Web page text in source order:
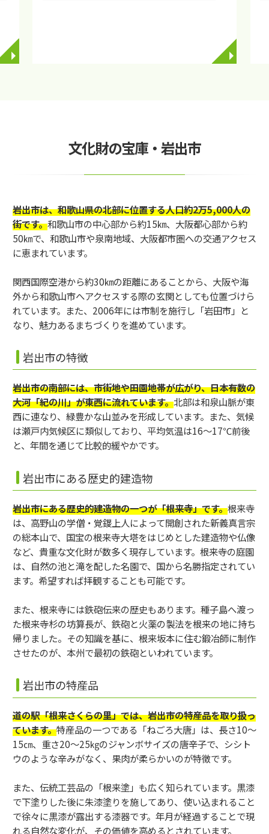
◥ ◥
文化財の宝庫・岩出市
岩出市は、和歌山県の北部に位置する人口約2万5,000人の
街です。和歌山市の中心部から約15㎞、大阪都心部から約
50㎞で、和歌山市や泉南地域、大阪都市圏への交通アクセス
に恵まれています。
関西国際空港から約30㎞の距離にあることから、大阪や海
外から和歌山市へアクセスする際の玄関としても位置づけら
れています。また、2006年には市制を施行し「岩田市」と
なり、魅力あるまちづくりを進めています。
岩出市の特徴
岩出市の南部には、市街地や田園地帯が広がり、日本有数の
大河「紀の川」が東西に流れています。北部は和泉山脈が東
西に連なり、緑豊かな山並みを形成しています。また、気候
は瀬戸内気候区に類似しており、平均気温は16～17℃前後
と、年間を通じて比較的緩やかです。
岩出市にある歴史的建造物
岩出市にある歴史的建造物の一つが「根来寺」です。根来寺
は、高野山の学僧・覚鑁上人によって開創された新義真言宗
の総本山で、国宝の根来寺大塔をはじめとした建造物や仏像
など、貴重な文化財が数多く現存しています。根来寺の庭園
は、自然の池と滝を配した名園で、国から名勝指定されてい
ます。希望すれば拝観することも可能です。
また、根来寺には鉄砲伝来の歴史もあります。種子島へ渡っ
た根来寺杉の坊算長が、鉄砲と火薬の製法を根来の地に持ち
帰りました。その知識を基に、根来坂本に住む鍛冶師に制作
させたのが、本州で最初の鉄砲といわれています。
岩出市の特産品
道の駅「根来さくらの里」では、岩出市の特産品を取り扱っ
ています。特産品の一つである「ねごろ大唐」は、長さ10～
15㎝、重さ20～25㎏のジャンボサイズの唐辛子で、シシト
ウのような辛みがなく、果肉が柔らかいのが特徴です。
また、伝統工芸品の「根来塗」も広く知られています。黒漆
で下塗りした後に朱漆塗りを施してあり、使い込まれること
で徐々に黒漆が露出する漆器です。年月が経過することで現
れる自然な変化が、その価値を高めるとされています。